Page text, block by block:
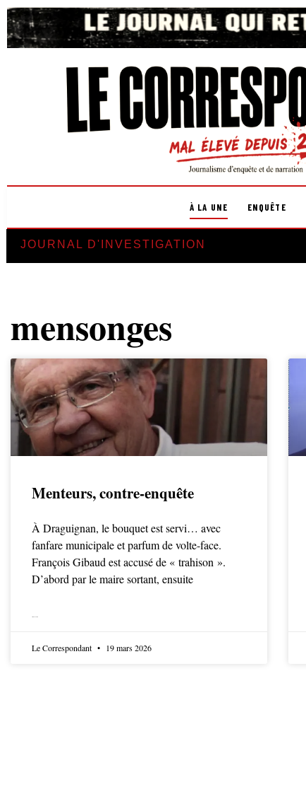
À LA UNE ENQUÊTE
JOURNAL D'INVESTIGATION
mensonges
Menteurs, contre-enquête
À Draguignan, le bouquet est servi… avec
fanfare municipale et parfum de volte-face.
François Gibaud est accusé de « trahison ».
D’abord par le maire sortant, ensuite
Le Correspondant 19 mars 2026